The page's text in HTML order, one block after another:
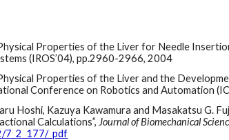
Properties of the Liver for Needle
(IROS’04), pp.2960-2966, 2004
Properties of the Liver and the
Conference on Robotics and Automation
Hoshi, Kazuya Kawamura and Masakatsu G.
Calculations”, Journal of Biomechanical
7_2_177/_pdf